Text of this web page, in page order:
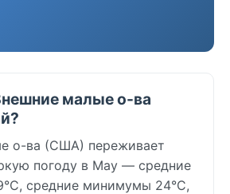
малые о-ва
о-ва (США) переживает
погоду в May — средние
средние минимумы 24°C,